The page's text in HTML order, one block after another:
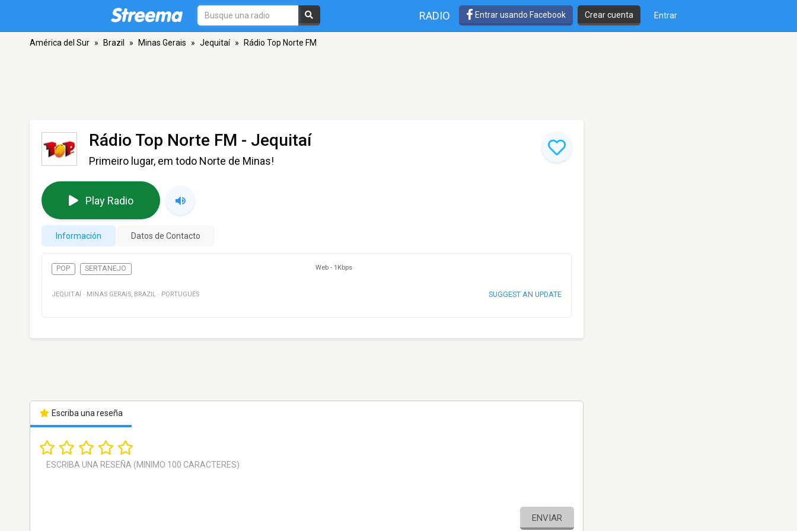
RADIO Entrar usando Facebook Crear cuenta Entrar
América del Sur » Brazil » Minas Gerais » Jequitaí » Rádio Top Norte FM
Rádio Top Norte FM - Jequitaí
Primeiro lugar, em todo Norte de Minas!
Play Radio
Información Datos de Contacto
POP SERTANEJO Web - 1Kbps
JEQUITAÍ · MINAS GERAIS, BRAZIL · PORTUGUÉS SUGGEST AN UPDATE
Escriba una reseña
ENVIAR